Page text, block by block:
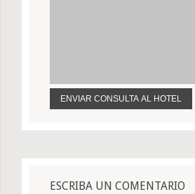
ESCRIBA UN COMENTARIO